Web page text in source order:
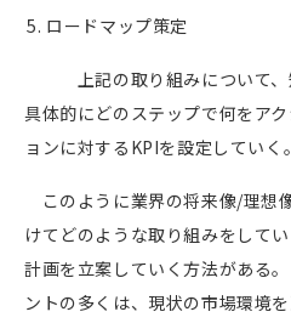
ロードマップ策定
上記の取り組みについて、短
具体的にどのステップで何をア
ョンに対する KPIを設定していく。
このように業界の将来像/理想
けてどのような取り組みをして
計画を立案していく方法がある
ントの多くは、現状の市場環境